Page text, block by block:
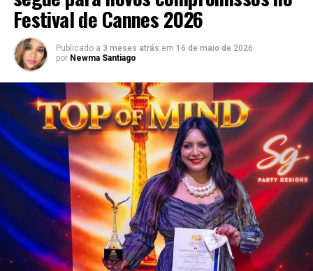
Festival de Cannes 2026
Publicado a 3 meses atrás em 16 de maio de 2026
por Newma Santiago